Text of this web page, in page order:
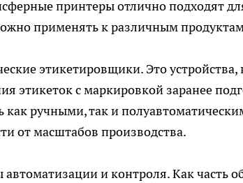
принтеры отлично подходят
применять к различным
этикетировщики. Это
этикеток с маркировкой заранее
как ручными, так и
от масштабов производства.
автоматизации и контроля. Как часть